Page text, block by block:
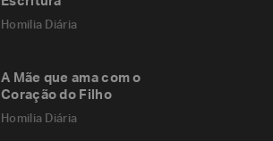
Homilia Diária
A Mãe que ama com o
Coração do Filho
Homilia Diária